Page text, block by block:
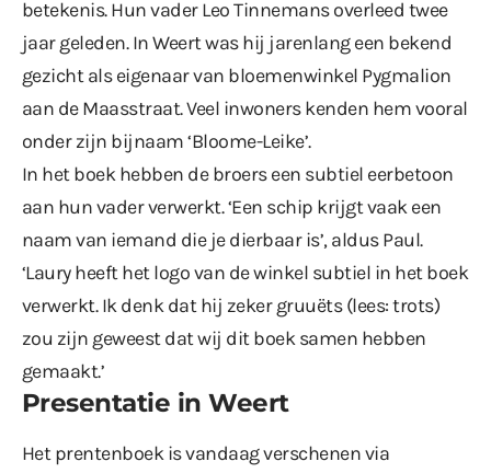
betekenis. Hun vader Leo Tinnemans overleed twee
jaar geleden. In Weert was hij jarenlang een bekend
gezicht als eigenaar van bloemenwinkel Pygmalion
aan de Maasstraat. Veel inwoners kenden hem vooral
onder zijn bijnaam ‘Bloome-Leike’.
In het boek hebben de broers een subtiel eerbetoon
aan hun vader verwerkt. ‘Een schip krijgt vaak een
naam van iemand die je dierbaar is’, aldus Paul.
‘Laury heeft het logo van de winkel subtiel in het boek
verwerkt. Ik denk dat hij zeker gruuëts (lees: trots)
zou zijn geweest dat wij dit boek samen hebben
gemaakt.’
Presentatie in Weert
Het prentenboek is vandaag verschenen via